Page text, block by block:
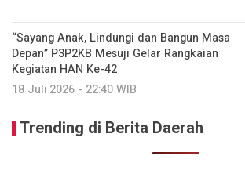
“Sayang Anak, Lindungi dan Bangun Masa
Depan” P3P2KB Mesuji Gelar Rangkaian
Kegiatan HAN Ke-42
18 Juli 2026 - 22:40 WIB
Trending di Berita Daerah